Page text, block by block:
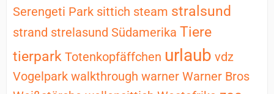
Serengeti Park sittich steam stralsund
strand strelasund Südamerika Tiere
tierpark Totenkopfäffchen urlaub vdz
Vogelpark walkthrough warner Warner Bros